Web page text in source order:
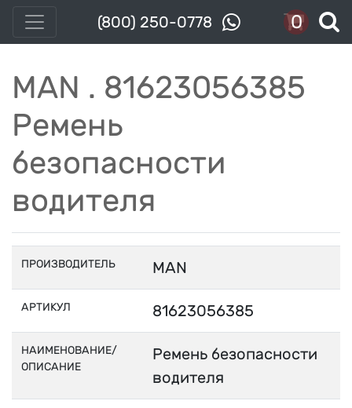
(800) 250-0778 0
MAN . 81623056385
Ремень
безопасности
водителя
ПРОИЗВОДИТЕЛЬ MAN
АРТИКУЛ 81623056385
НАИМЕНОВАНИЕ/
ОПИСАНИЕ
Ремень безопасности
водителя